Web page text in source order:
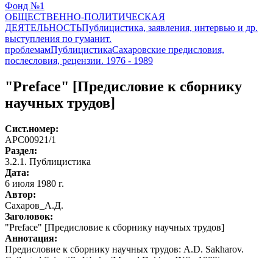
Фонд №1
ОБЩЕСТВЕННО-ПОЛИТИЧЕСКАЯ
ДЕЯТЕЛЬНОСТЬПублицистика, заявления, интервью и др.
выступления по гуманит.
проблемамПублицистикаСахаровские предисловия,
послесловия, рецензии. 1976 - 1989
"Preface" [Предисловие к сборнику
научных трудов]
Сист.номер:
АРС00921/1
Раздел:
3.2.1. Публицистика
Дата:
6 июля 1980 г.
Автор:
Сахаров_А.Д.
Заголовок:
"Preface" [Предисловие к сборнику научных трудов]
Аннотация:
Предисловие к сборнику научных трудов: A.D. Sakharov.